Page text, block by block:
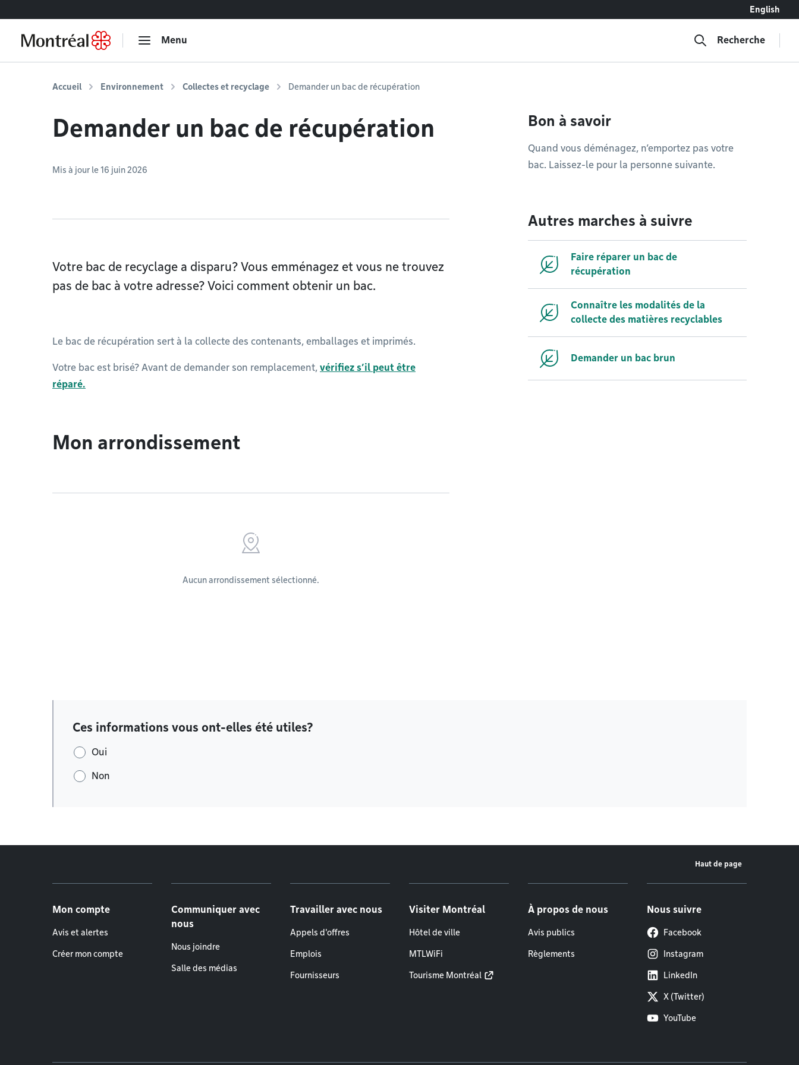
English
Menu Recherche
Accueil Environnement Collectes et recyclage Demander un bac de récupération
Demander un bac de récupération
Mis à jour le 16 juin 2026
Votre bac de recyclage a disparu? Vous emménagez et vous ne trouvez
pas de bac à votre adresse? Voici comment obtenir un bac.
Le bac de récupération sert à la collecte des contenants, emballages et imprimés.
Votre bac est brisé? Avant de demander son remplacement, vérifiez s’il peut être
réparé.
Mon arrondissement
Aucun arrondissement sélectionné.
Bon à savoir
Quand vous déménagez, n’emportez pas votre
bac. Laissez-le pour la personne suivante.
Autres marches à suivre
Faire réparer un bac de
récupération
Connaître les modalités de la
collecte des matières recyclables
Demander un bac brun
Ces informations vous ont-elles été utiles?
Oui
Non
Haut de page
Mon compte
Avis et alertes
Créer mon compte
Communiquer avec
nous
Nous joindre
Salle des médias
Travailler avec nous
Appels d'offres
Emplois
Fournisseurs
Visiter Montréal
Hôtel de ville
MTLWiFi
Tourisme Montréal
À propos de nous
Avis publics
Règlements
Nous suivre
Facebook
Instagram
LinkedIn
X (Twitter)
YouTube